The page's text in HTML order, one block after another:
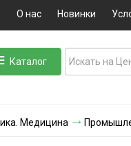
О нас Новинки
Каталог
Медицина